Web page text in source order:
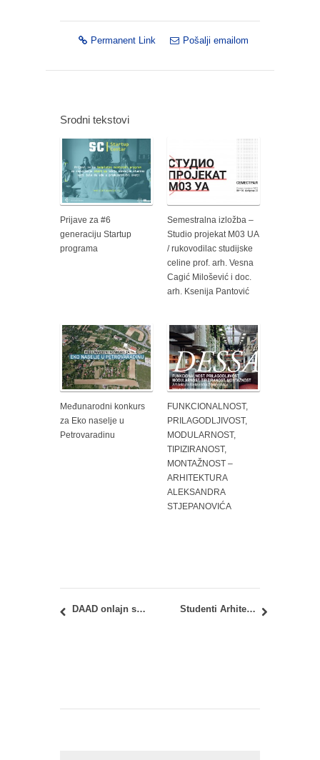
Permanent Link Pošalji emailom
Srodni tekstovi
Prijave za #6
generaciju Startup
programa
Semestralna izložba –
Studio projekat M03 UA
/ rukovodilac studijske
celine prof. arh. Vesna
Cagić Milošević i doc.
arh. Ksenija Pantović
Međunarodni konkurs
za Eko naselje u
Petrovaradinu
FUNKCIONALNOST,
PRILAGODLJIVOST,
MODULARNOST,
TIPIZIRANOST,
MONTAŽNOST –
ARHITEKTURA
ALEKSANDRA
STJEPANOVIĆA
DAAD onlajn sesija “Meet Your German University” Studenti Arhitektonskog fakulteta na studijskom obilasku lokacija u Zrenjaninu u okviru predmeta Studio M01IU – Savremeni urbanistički koncepti i Morfologija gradskih poteza